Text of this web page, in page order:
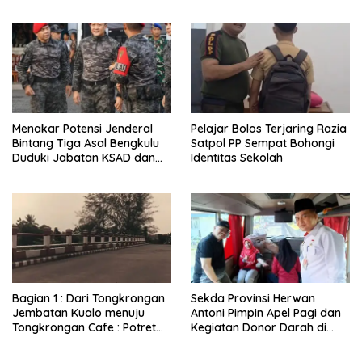
Menakar Potensi Jenderal
Bintang Tiga Asal Bengkulu
Duduki Jabatan KSAD dan
Pelajar Bolos Terjaring Razia
Satpol PP Sempat Bohongi
Identitas Sekolah
Bagian 1 : Dari Tongkrongan
Jembatan Kualo menuju
Tongkrongan Cafe : Potret
Sekda Provinsi Herwan
Antoni Pimpin Apel Pagi dan
Kegiatan Donor Darah di